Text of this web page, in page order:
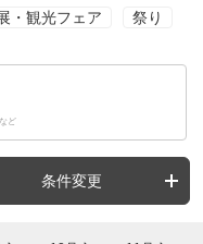
・観光フェア 祭り
など
条件変更